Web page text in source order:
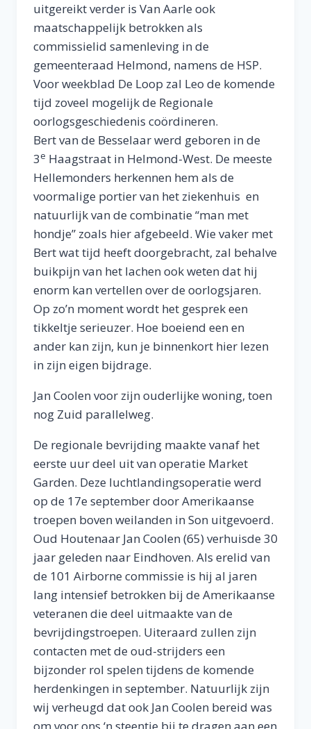
uitgereikt verder is Van Aarle ook
maatschappelijk betrokken als
commissielid samenleving in de
gemeenteraad Helmond, namens de HSP.
Voor weekblad De Loop zal Leo de komende
tijd zoveel mogelijk de Regionale
oorlogsgeschiedenis coördineren.
Bert van de Besselaar werd geboren in de
3e Haagstraat in Helmond-West. De meeste
Hellemonders herkennen hem als de
voormalige portier van het ziekenhuis en
natuurlijk van de combinatie “man met
hondje” zoals hier afgebeeld. Wie vaker met
Bert wat tijd heeft doorgebracht, zal behalve
buikpijn van het lachen ook weten dat hij
enorm kan vertellen over de oorlogsjaren.
Op zo’n moment wordt het gesprek een
tikkeltje serieuzer. Hoe boeiend een en
ander kan zijn, kun je binnenkort hier lezen
in zijn eigen bijdrage.
Jan Coolen voor zijn ouderlijke woning, toen
nog Zuid parallelweg.
De regionale bevrijding maakte vanaf het
eerste uur deel uit van operatie Market
Garden. Deze luchtlandingsoperatie werd
op de 17e september door Amerikaanse
troepen boven weilanden in Son uitgevoerd.
Oud Houtenaar Jan Coolen (65) verhuisde 30
jaar geleden naar Eindhoven. Als erelid van
de 101 Airborne commissie is hij al jaren
lang intensief betrokken bij de Amerikaanse
veteranen die deel uitmaakte van de
bevrijdingstroepen. Uiteraard zullen zijn
contacten met de oud-strijders een
bijzonder rol spelen tijdens de komende
herdenkingen in september. Natuurlijk zijn
wij verheugd dat ook Jan Coolen bereid was